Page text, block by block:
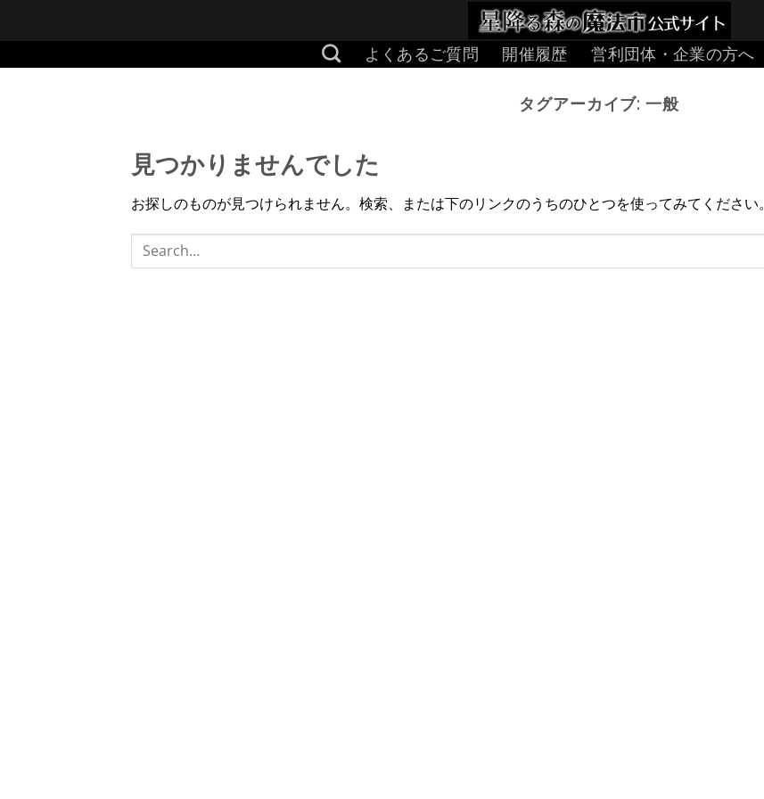
よくあるご質問 開催履歴 営利団体・企業の方へ
タグアーカイブ:一般
見つかりませんでした
お探しのものが見つけられません。検索、または下のリンクのうちのひとつを使ってみてください。